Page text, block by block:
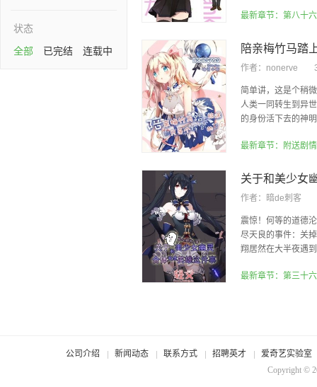
状态
全部
已完结 连载中
作者： nonerve
简单讲，这是个稍
人类一同转生到异
的身份活下去的神
最新章节：附送剧
作者： 暗de刺客
震惊！何等的道德
尽天良的事件：关
翔居然在大半夜遇
最新章节：第三十
公司介绍 新闻动态 联系方式 招聘英才
爱奇艺实验室
Copyright ©